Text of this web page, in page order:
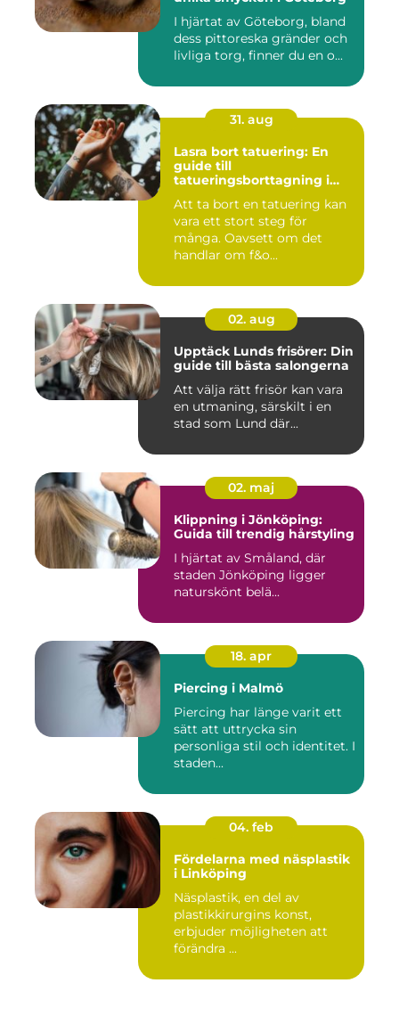
I hjärtat av Göteborg, bland
dess pittoreska gränder och
livliga torg, finner du en o...
31. aug
Lasra bort tatuering: En
guide till
tatueringsborttagning i
Att ta bort en tatuering kan
vara ett stort steg för
många. Oavsett om det
handlar om f&o...
02. aug
Upptäck Lunds frisörer: Din
guide till bästa salongerna
Att välja rätt frisör kan vara
en utmaning, särskilt i en
stad som Lund där...
02. maj
Klippning i Jönköping:
Guida till trendig hårstyling
I hjärtat av Småland, där
staden Jönköping ligger
naturskönt belä...
18. apr
Piercing i Malmö
Piercing har länge varit ett
sätt att uttrycka sin
personliga stil och identitet. I
staden...
04. feb
Fördelarna med näsplastik
i Linköping
Näsplastik, en del av
plastikkirurgins konst,
erbjuder möjligheten att
förändra ...